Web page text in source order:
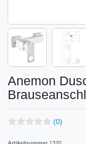
Anemon
(0)